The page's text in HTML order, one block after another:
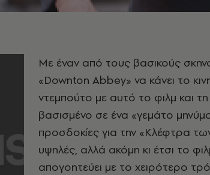
Με έναν από τους βασικούς
«Downton Abbey» να κάνει το
ντεμπούτο με αυτό το φιλμ και τη
βασισμένο σε ένα «γεμάτο
προσδοκίες για την «Κλέφτρα
υψηλές, αλλά ακόμη κι έτσι το
απογοητεύει με το χειρότερο